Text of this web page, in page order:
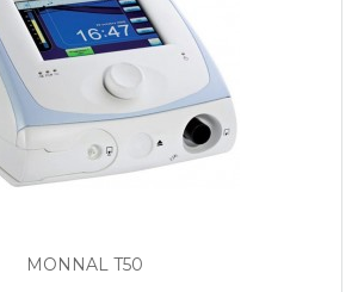
MONNAL T50